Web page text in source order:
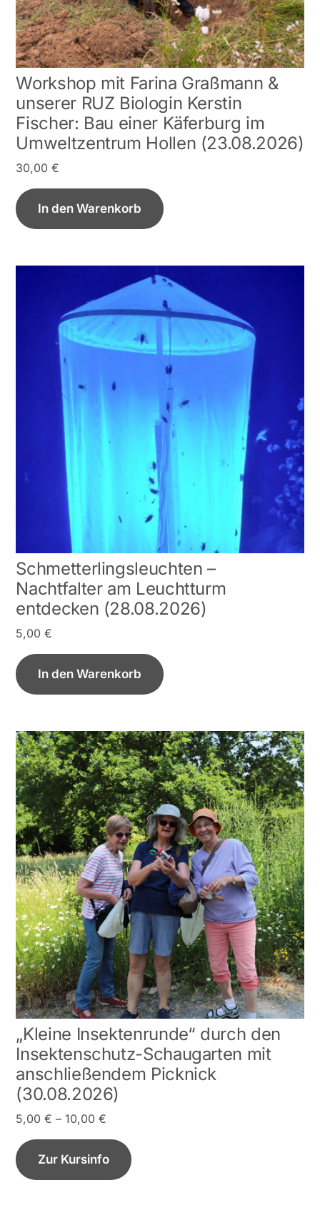
Workshop mit Farina Graßmann &
unserer RUZ Biologin Kerstin
Fischer: Bau einer Käferburg im
Umweltzentrum Hollen (23.08.2026)
30,00€
In den Warenkorb
Schmetterlingsleuchten –
Nachtfalter am Leuchtturm
entdecken (28.08.2026)
5,00€
In den Warenkorb
„Kleine Insektenrunde“ durch den
Insektenschutz-Schaugarten mit
anschließendem Picknick
(30.08.2026)
5,00€ –10,00€
Zur Kursinfo
Dieses
Produkt
weist
mehrere
Varianten
auf.
Die
Optionen
können
auf
der
Produktseite
gewählt
werden